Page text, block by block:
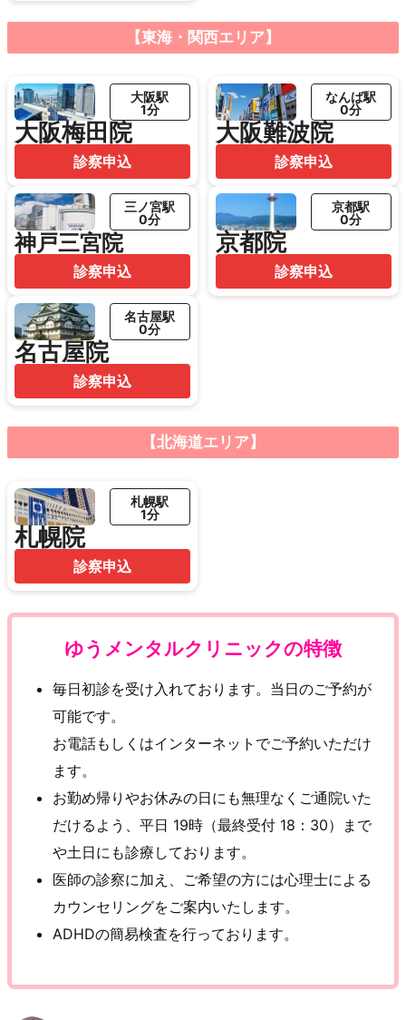
【東海・関西エリア】
大阪梅田院
大阪駅
1分
診察申込
大阪難波院
なんば駅
0分
診察申込
神戸三宮院
三ノ宮駅
0分
診察申込
京都院
京都駅
0分
診察申込
名古屋院
名古屋駅
0分
診察申込
【北海道エリア】
札幌院
札幌駅
1分
診察申込
ゆうメンタルクリニックの特徴
毎日初診を受け入れております。当日のご予約が
可能です。
お電話もしくはインターネットでご予約いただけ
ます。
お勤め帰りやお休みの日にも無理なくご通院いた
だけるよう、平日 19時（最終受付 18：30）まで
や土日にも診療しております。
医師の診察に加え、ご希望の方には心理士による
カウンセリングをご案内いたします。
ADHDの簡易検査を行っております。